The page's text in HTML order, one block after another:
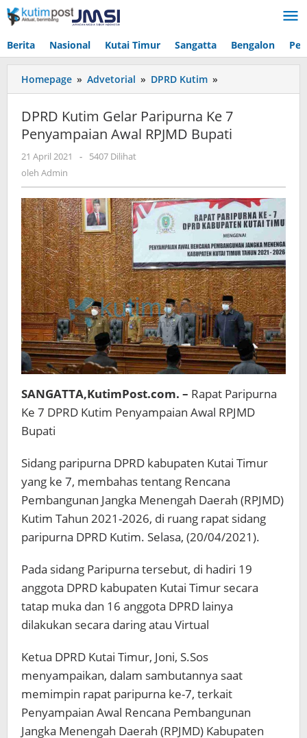
Lewati
ke
Berita Nasional Kutai Timur Sangatta Bengalon
Homepage » Advetorial » DPRD Kutim »
Kutim
Paripurna
Ke
Bupati
DPRD Kutim Gelar Paripurna Ke 7
Penyampaian Awal RPJMD Bupati
21 April 2021
oleh
-
5407 Dilihat
oleh Admin
SANGATTA,KutimPost.com. – Rapat Paripurna
Ke 7 DPRD Kutim Penyampaian Awal RPJMD
Bupati
Sidang paripurna DPRD kabupaten Kutai Timur
yang ke 7, membahas tentang Rencana
Pembangunan Jangka Menengah Daerah (RPJMD)
Kutim Tahun 2021-2026, di ruang rapat sidang
paripurna DPRD Kutim. Selasa, (20/04/2021).
Pada sidang Paripurna tersebut, di hadiri 19
anggota DPRD kabupaten Kutai Timur secara
tatap muka dan 16 anggota DPRD lainya
dilakukan secara daring atau Virtual
Ketua DPRD Kutai Timur, Joni, S.Sos
menyampaikan, dalam sambutannya saat
memimpin rapat paripurna ke-7, terkait
Penyampaian Awal Rencana Pembangunan
Jangka Menengah Daerah (RPJMD) Kabupaten